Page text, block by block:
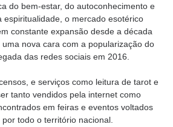
do bem-estar, do autoconhecimento e
espiritualidade, o mercado esotérico
constante expansão desde a década
nova cara com a popularização do
das redes sociais em 2016.
e serviços como leitura de tarot e
tanto vendidos pela internet como
em feiras e eventos voltados
todo o território nacional.